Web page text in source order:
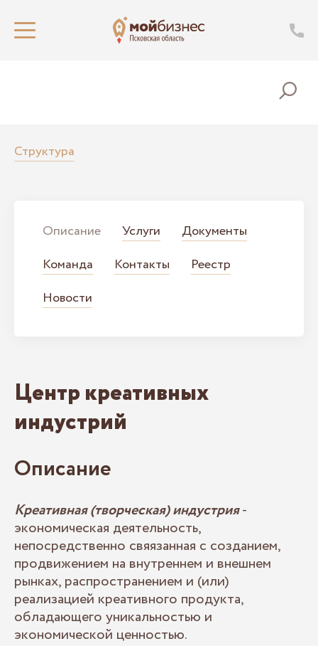
Структура
Описание Услуги
Документы
Команда
Контакты
Реестр
Новости
Центр креативных
индустрий
Описание
Креативная (творческая) индустрия-
экономическая деятельность,
непосредственно свяязанная с созданием,
продвижением на внутреннем и внешнем
рынках, распространением и (или)
реализацией креативного продукта,
обладающего уникальностью и
экономической ценностью.